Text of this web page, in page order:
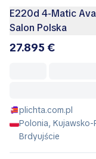
E220d 4-Matic
Salon Polska
27.895 €
plichta.com.pl
Polonia,
Brdyujście